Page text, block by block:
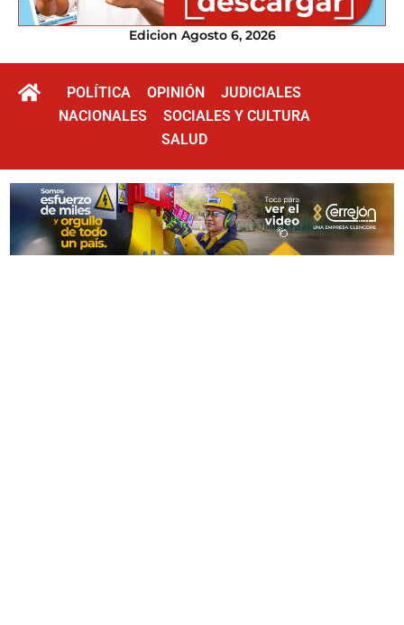
Edicion Agosto 6, 2026
POLÍTICA OPINIÓN
JUDICIALES
NACIONALES
SOCIALES Y CULTURA
SALUD